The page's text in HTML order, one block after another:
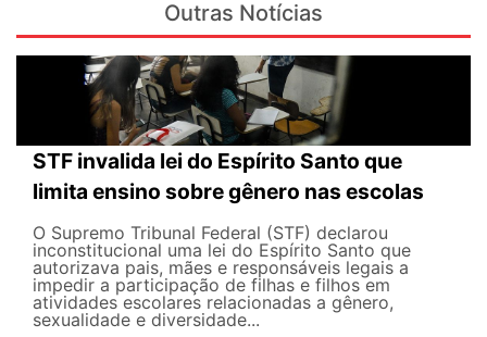
Outras Notícias
STF invalida lei do Espírito Santo que
limita ensino sobre gênero nas escolas
O Supremo Tribunal Federal (STF) declarou
inconstitucional uma lei do Espírito Santo que
autorizava pais, mães e responsáveis legais ​​a
impedir a participação de filhas e filhos em
atividades escolares relacionadas a gênero,
sexualidade e diversidade...